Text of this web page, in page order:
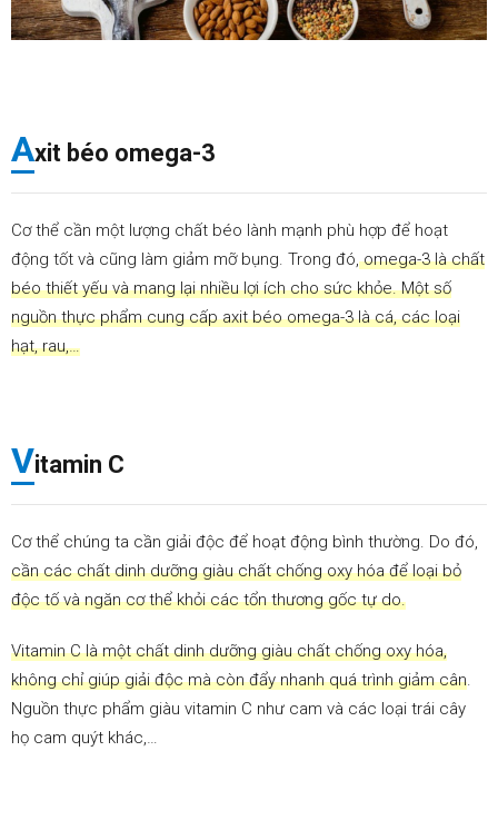
Axit béo omega-3
Cơ thể cần một lượng chất béo lành mạnh phù hợp để hoạt
động tốt và cũng làm giảm mỡ bụng. Trong đó,omega-3 là chất
béo thiết yếu và mang lại nhiều lợi ích cho sức khỏe. Một số
nguồn thực phẩm cung cấp axit béo omega-3 là cá, các loại
hạt, rau,…
Vitamin C
Cơ thể chúng ta cần giải độc để hoạt động bình thường. Do đó,
cần các chất dinh dưỡng giàu chất chống oxy hóa để loại bỏ
độc tố và ngăn cơ thể khỏi các tổn thương gốc tự do.
Vitamin C là một chất dinh dưỡng giàu chất chống oxy hóa,
không chỉ giúp giải độc mà còn đẩy nhanh quá trình giảm cân.
Nguồn thực phẩm giàu vitamin C như cam và các loại trái cây
họ cam quýt khác,…